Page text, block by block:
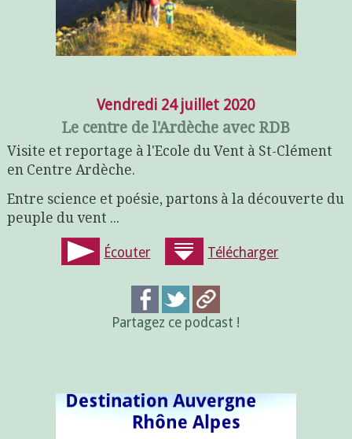
Vendredi 24 juillet 2020
Le centre de l'Ardèche avec RDB
Visite et reportage à l'Ecole du Vent à St-Clément
en Centre Ardèche.
Entre science et poésie, partons à la découverte du
peuple du vent ...
Écouter Télécharger
Partagez ce podcast !